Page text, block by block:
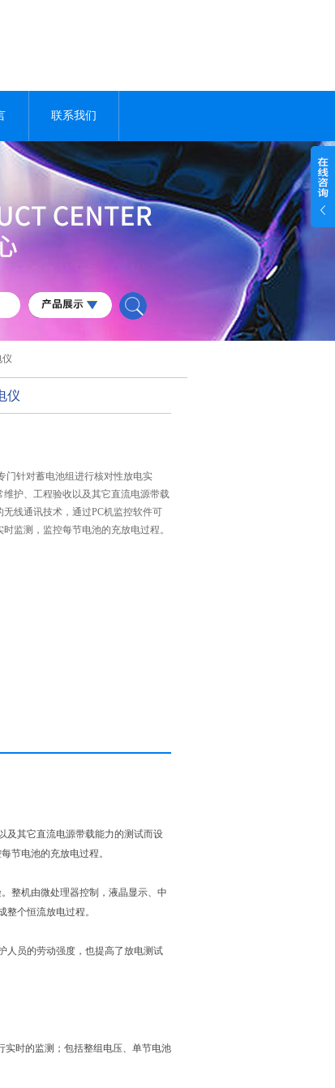
联系我们
仪
仪
门针对蓄电池组进行核对性放电实
护、工程验收以及其它直流电源带载
线通讯技术，通过PC机监控软件可
监测，监控每节电池的充放电过程。
及其它直流电源带载能力的测试而设
节电池的充放电过程。
整机由微处理器控制，液晶显示、中
整个恒流放电过程。
人员的劳动强度，也提高了放电测试
实时的监测；包括整组电压、单节电池